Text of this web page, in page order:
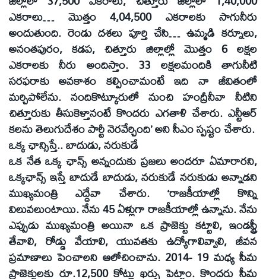
ఎకరాలు… మొత్తం 4,04,500 ఎకరాలకు సాగునీరు
అందుతుంది. రెండు దశలు పూర్తి చేసి… ఉమ్మడి కర్నూలు,
అనంతపురం, కడప, చిత్తూరు జిల్లాల్లో మొత్తం 6 లక్షల
ఎకరాలకు నీరు అందిస్తాం. 33 లక్షలమందికి తాగునీటి
సరఫరాకు అవకాశం కల్పించామంటే ఇది నా జీవితంలో
మర్చిపోలేను. నందికొట్కూరులో నుంచి హంద్రీనీవా నీటిని
చిత్తూరుకు తీసుకెళ్తానంటే కొందరు ఎగతాళి చేశారు. ఎన్టీఆర్‌
కలను తెలుగుదేశం పార్టీ నెరవేర్చింది’ అని సీఎం స్పష్టం చేశారు.
ఒక్క ఛాన్సిస్తే.. బాదుడు, నరుకుడే
ఒక నేత ఒక్క ఛాన్స్‌ అన్నందుకు ప్రజలు అందరూ ఏమారారని,
ఒక్కఛాన్స్‌ ఇస్తే బాదుడే బాదుడు, నరుకుడే నరుకుడు అన్నాడని
ముఖ్యమంత్రి ఎద్దేవా చేశారు. ‘రాజకీయాల్లో కొన్ని
విలువలుంటాయి. నేను 45 ఏళ్లుగా రాజకీయాల్లో ఉన్నాను. నేను
ఎప్పుడు ముఖ్యమంత్రి అయినా ఒక ప్రాజెక్టు కట్టాలి, ఇండస్ట్రీ
తేవాలి, రోడ్డు వేయాలి, యువతకు ఉద్యోగాలివ్వాలి, జీవన
ప్రమాణాలు పెంచాలని ఆలోచించాను. 2014- 19 మధ్య సీమ
ప్రాజెక్టులకు రూ.12,500 కోట్లు ఖర్చు పెట్టాం. కొందరు సీమ